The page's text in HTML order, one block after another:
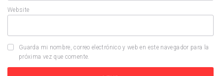
Website
Guarda mi nombre, correo electrónico y web en este navegador para la
próxima vez que comente.